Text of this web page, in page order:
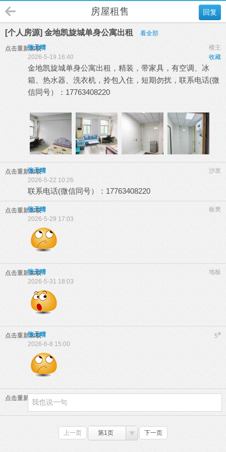
回复
房屋租售
[个人房源] 金地凯旋城单身公寓出租 看全部
点击重新加载 楼主
张天晴
收藏
2026-5-19 16:40
金地凯旋城单身公寓出租，精装，带家具，有空调、冰
箱、热水器、洗衣机，拎包入住，短期勿扰，联系电话(微
信同号）：17763408220
点击重新加载 沙发
张天晴
2026-5-22 10:26
联系电话(微信同号）：17763408220
点击重新加载 板凳
张天晴
2026-5-29 17:03
点击重新加载 地板
张天晴
2026-5-31 18:03
点击重新加载 5#
张天晴
2026-6-8 15:00
点击重新加载
上一页 第1页 下一页